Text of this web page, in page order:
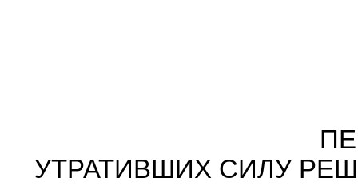
УТРАТИВШИХ СИЛУ